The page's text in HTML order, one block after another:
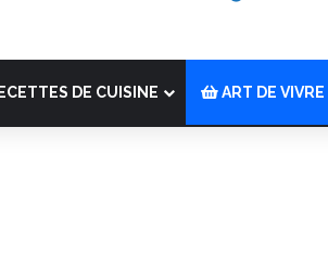
DE CUISINE ART DE VIVRE